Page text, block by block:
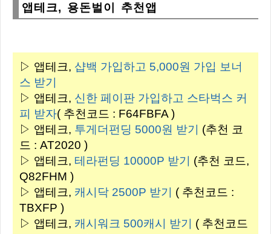
앱테크, 용돈벌이 추천앱
▷ 앱테크, 샵백 가입하고 5,000원 가입 보너
스 받기
▷ 앱테크, 신한 페이판 가입하고 스타벅스 커
피 받자( 추천코드 : F64FBFA )
▷ 앱테크, 투게더펀딩 5000원 받기 (추천 코
드 : AT2020 )
▷ 앱테크, 테라펀딩 10000P 받기 (추천 코드,
Q82FHM )
▷ 앱테크, 캐시닥 2500P 받기 ( 추천코드 :
TBXFP )
▷ 앱테크, 캐시워크 500캐시 받기 ( 추천코드